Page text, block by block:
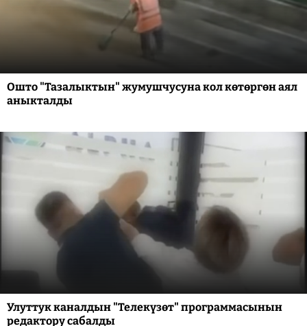
Ошто "Тазалыктын" жумушчусуна кол көтөргөн аял
аныкталды
Улуттук каналдын "Телекүзөт" программасынын
редактору сабалды